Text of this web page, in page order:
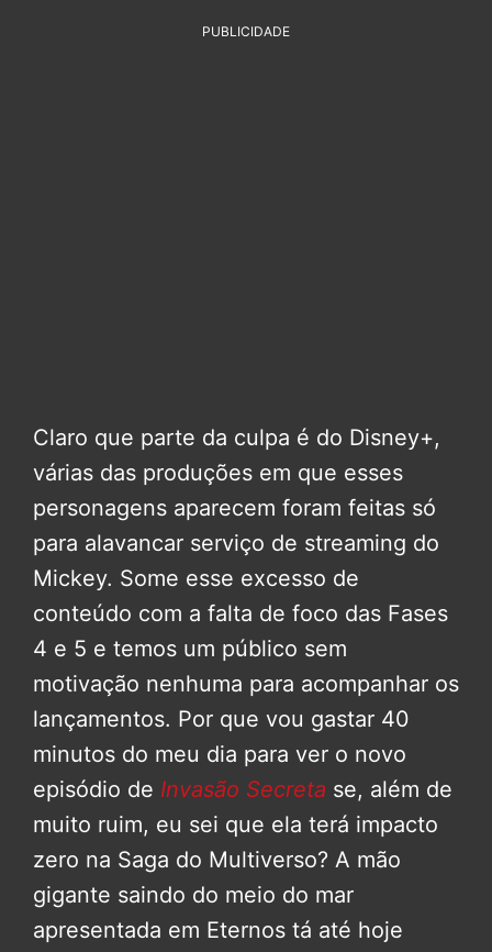
PUBLICIDADE
Claro que parte da culpa é do Disney+,
várias das produções em que esses
personagens aparecem foram feitas só
para alavancar serviço de streaming do
Mickey. Some esse excesso de
conteúdo com a falta de foco das Fases
4 e 5 e temos um público sem
motivação nenhuma para acompanhar os
lançamentos. Por que vou gastar 40
minutos do meu dia para ver o novo
episódio de Invasão Secreta se, além de
muito ruim, eu sei que ela terá impacto
zero na Saga do Multiverso? A mão
gigante saindo do meio do mar
apresentada em Eternos tá até hoje